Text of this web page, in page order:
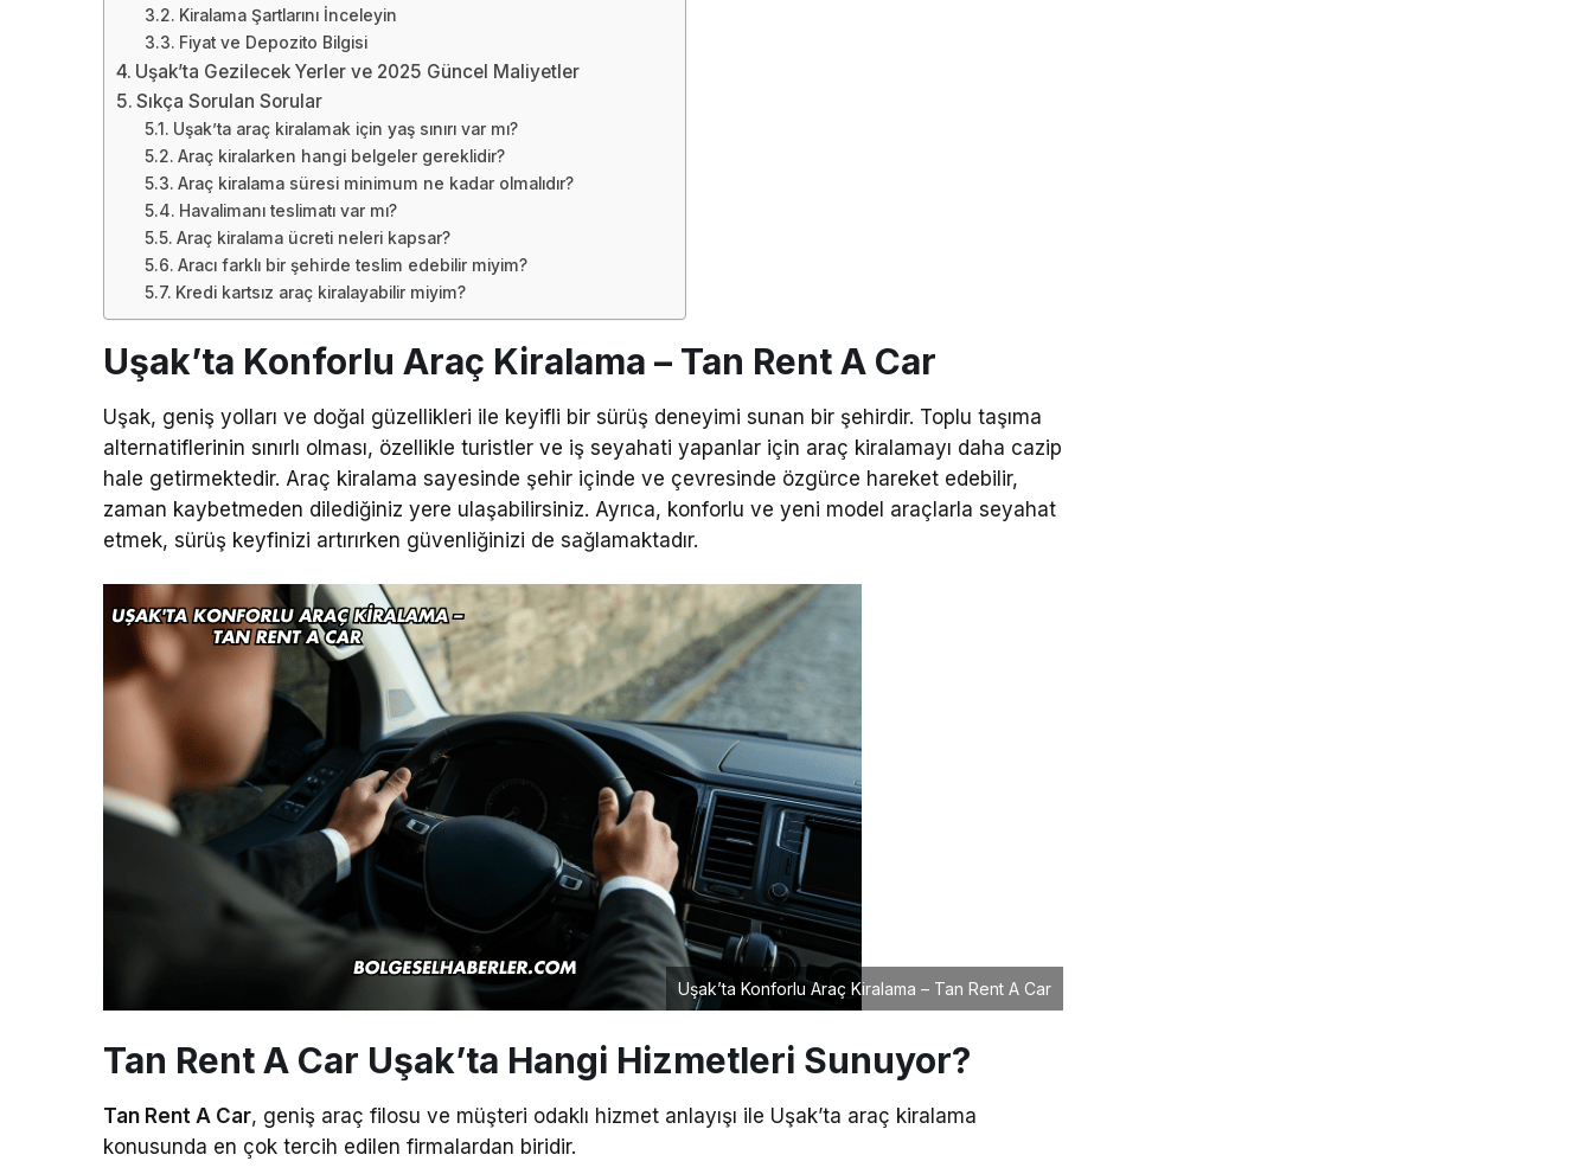
Kiralama Şartlarını İnceleyin
Fiyat ve Depozito Bilgisi
Uşak’ta Gezilecek Yerler ve 2025 Güncel Maliyetler
Sıkça Sorulan Sorular
Uşak’ta araç kiralamak için yaş sınırı var mı?
Araç kiralarken hangi belgeler gereklidir?
Araç kiralama süresi minimum ne kadar olmalıdır?
Havalimanı teslimatı var mı?
Araç kiralama ücreti neleri kapsar?
Aracı farklı bir şehirde teslim edebilir miyim?
Kredi kartsız araç kiralayabilir miyim?
Uşak’ta Konforlu Araç Kiralama – Tan Rent A Car
Uşak, geniş yolları ve doğal güzellikleri ile keyifli bir sürüş deneyimi sunan bir şehirdir. Toplu taşıma
alternatiflerinin sınırlı olması, özellikle turistler ve iş seyahati yapanlar için araç kiralamayı daha cazip
hale getirmektedir. Araç kiralama sayesinde şehir içinde ve çevresinde özgürce hareket edebilir,
zaman kaybetmeden dilediğiniz yere ulaşabilirsiniz. Ayrıca, konforlu ve yeni model araçlarla seyahat
etmek, sürüş keyfinizi artırırken güvenliğinizi de sağlamaktadır.
Uşak’ta Konforlu Araç Kiralama – Tan Rent A Car
Tan Rent A Car Uşak’ta Hangi Hizmetleri Sunuyor?
Tan Rent A Car, geniş araç filosu ve müşteri odaklı hizmet anlayışı ile Uşak’ta araç kiralama
konusunda en çok tercih edilen firmalardan biridir.